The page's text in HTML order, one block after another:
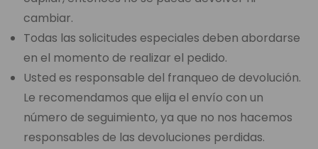
cambiar.
Todas las solicitudes especiales deben abordarse
en el momento de realizar el pedido.
Usted es responsable del franqueo de devolución.
Le recomendamos que elija el envío con un
número de seguimiento, ya que no nos hacemos
responsables de las devoluciones perdidas.